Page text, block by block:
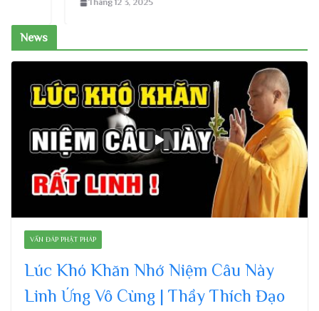
Tháng 12 3, 2025
News
VẤN ĐÁP PHẬT PHÁP
Lúc Khó Khăn Nhớ Niệm Câu Này
Linh Ứng Vô Cùng | Thầy Thích Đạo